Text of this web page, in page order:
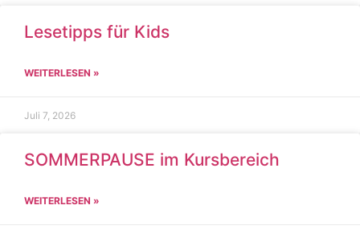
Lesetipps für Kids
WEITERLESEN »
Juli 7, 2026
SOMMERPAUSE im Kursbereich
WEITERLESEN »